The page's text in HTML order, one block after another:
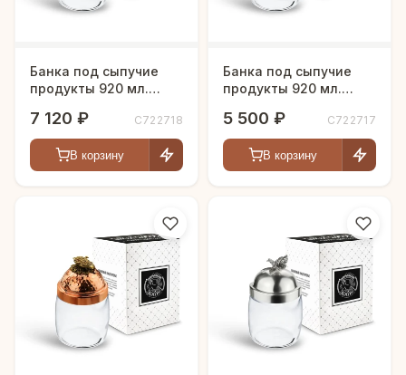
Банка под сыпучие
продукты 920 мл.
кованой крышкой
7 120 ₽ С722718
В корзину
Банка под сыпучие
продукты 920 мл.
крышкой
5 500 ₽ С722717
В корзину